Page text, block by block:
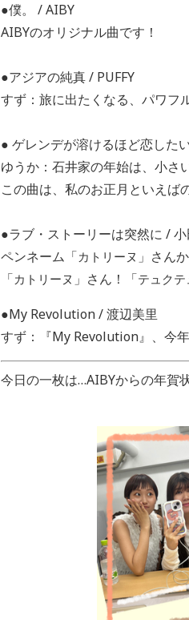
●僕。 / AIBY
AIBYのオリジナル曲です！
●アジアの純真 / PUFFY
すず：旅に出たくなる、パワフ
● ゲレンデが溶けるほど恋した
ゆうか：石井家の年始は、小さ
この曲は、私のお正月といえば
●ラブ・ストーリーは突然に /
ペンネーム「カトリーヌ 」さん
「カトリーヌ 」さん！「テュクテ
●My Revolution / 渡辺美里
すず：『My Revolution』、今
今日の一枚は…AIBYからの年賀